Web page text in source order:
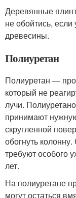
Деревянные
не обойтись, если
древесины.
Полиуретан
Полиуретан —
который не
лучи.
принимают
скругленной
обогнуть
требуют особого
лет.
На полиуретане
могут остаться